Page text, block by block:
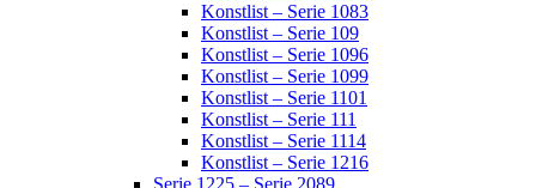
Konstlist – Serie 1083
Konstlist – Serie 109
Konstlist – Serie 1096
Konstlist – Serie 1099
Konstlist – Serie 1101
Konstlist – Serie 111
Konstlist – Serie 1114
Konstlist – Serie 1216
Serie 1225 – Serie 2089